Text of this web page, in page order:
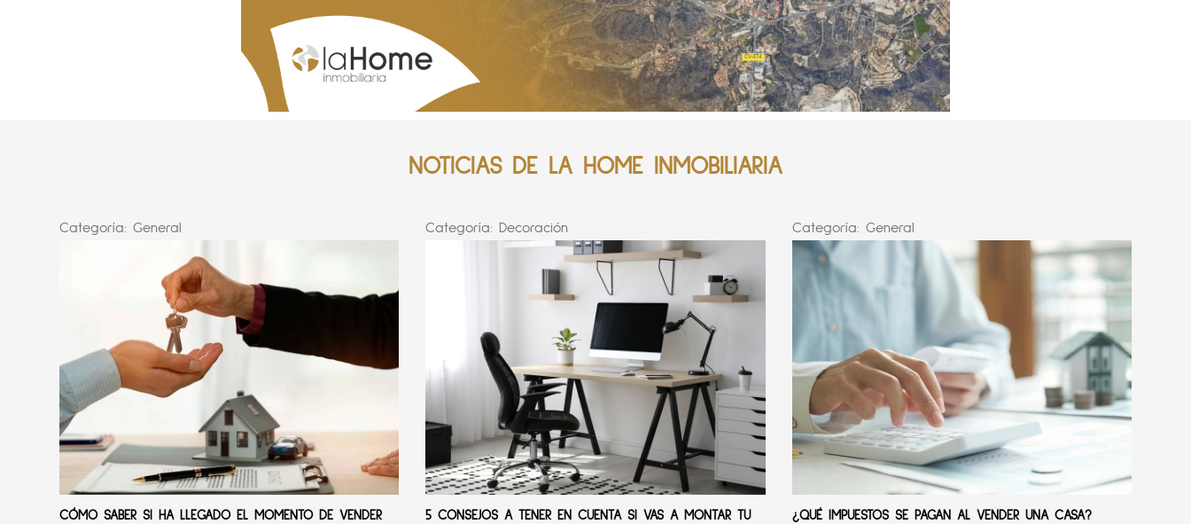
NOTICIAS DE LA HOME INMOBILIARIA
Categoría: General
CÓMO SABER SI HA LLEGADO EL MOMENTO DE VENDER
Categoría: Decoración
5 CONSEJOS A TENER EN CUENTA SI VAS A MONTAR TU
Categoría: General
¿QUÉ IMPUESTOS SE PAGAN AL VENDER UNA CASA?